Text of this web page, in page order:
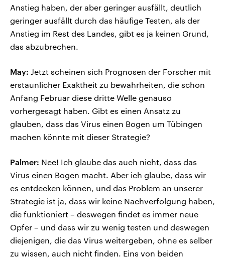
Anstieg haben, der aber geringer ausfällt, deutlich
geringer ausfällt durch das häufige Testen, als der
Anstieg im Rest des Landes, gibt es ja keinen Grund,
das abzubrechen.
May: Jetzt scheinen sich Prognosen der Forscher mit
erstaunlicher Exaktheit zu bewahrheiten, die schon
Anfang Februar diese dritte Welle genauso
vorhergesagt haben. Gibt es einen Ansatz zu
glauben, dass das Virus einen Bogen um Tübingen
machen könnte mit dieser Strategie?
Palmer: Nee! Ich glaube das auch nicht, dass das
Virus einen Bogen macht. Aber ich glaube, dass wir
es entdecken können, und das Problem an unserer
Strategie ist ja, dass wir keine Nachverfolgung haben,
die funktioniert – deswegen findet es immer neue
Opfer – und dass wir zu wenig testen und deswegen
diejenigen, die das Virus weitergeben, ohne es selber
zu wissen, auch nicht finden. Eins von beiden